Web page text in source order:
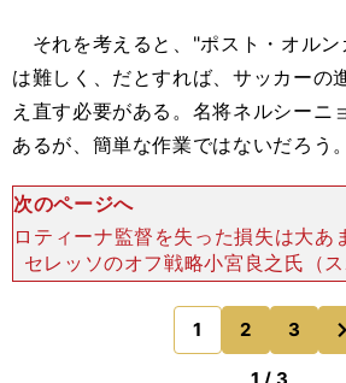
それを考えると、"ポスト・オルン
は難しく、だとすれば、サッカーの
え直す必要がある。名将ネルシーニ
あるが、簡単な作業ではないだろう。
次のページへ
ロティーナ監督を失った損失は大あ
セレッソのオフ戦略小宮良之氏（
ー）Ｃ大阪はロティーナ監督を失っ
損失１位＝セレッソ大阪 セレッソ
ル・アンヘル・
1 2 3
のページへ